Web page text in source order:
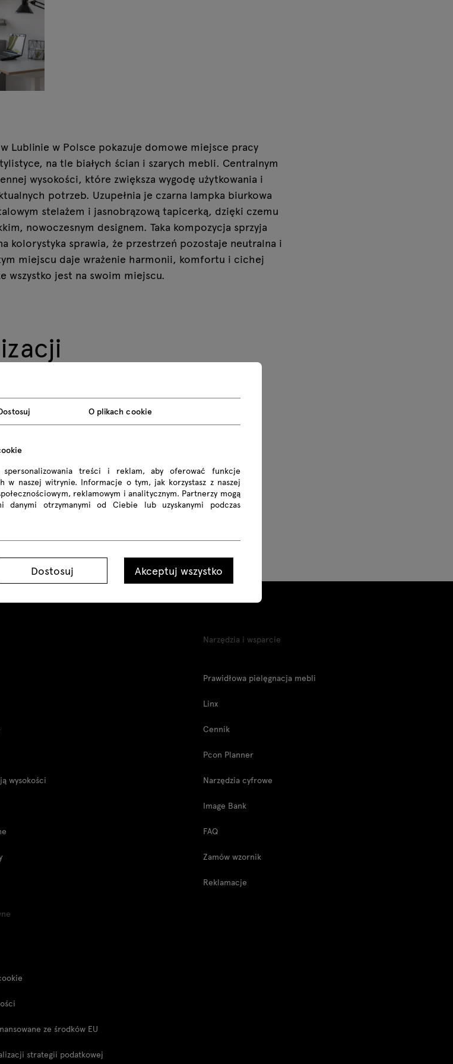
Lublinie w Polsce pokazuje domowe miejsce pracy
na tle białych ścian i szarych mebli. Centralnym
wysokości, które zwiększa wygodę użytkowania i
potrzeb. Uzupełnia je czarna lampka biurkowa
stelażem i jasnobrązową tapicerką, dzięki czemu
nowoczesnym designem. Taka kompozycja sprzyja
kolorystyka sprawia, że przestrzeń pozostaje neutralna i
miejscu daje wrażenie harmonii, komfortu i cichej
wszystko jest na swoim miejscu.
wysokości
Narzędzia i wsparcie
Prawidłowa pielęgnacja mebli
Linx
Cennik
Pcon Planner
Narzędzia cyfrowe
Image Bank
FAQ
Zamów wzornik
Reklamacje
ze środków EU
strategii podatkowej
O plikach cookie
treści i reklam, aby oferować funkcje
w naszej witrynie. Informacje o tym, jak korzystasz z naszej
reklamowym i analitycznym. Partnerzy mogą
danymi otrzymanymi od Ciebie lub uzyskanymi podczas
Dostosuj Akceptuj wszystko